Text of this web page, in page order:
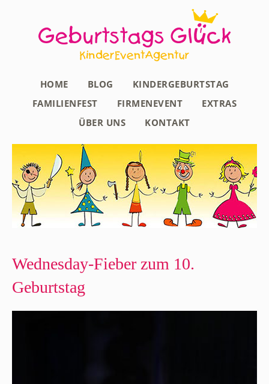
HOME BLOG
KINDERGEBURTSTAG
FAMILIENFEST
FIRMENEVENT
EXTRAS
ÜBER UNS
KONTAKT
Wednesday-Fieber zum 10.
Geburtstag